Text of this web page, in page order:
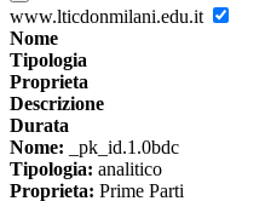
www.lticdonmilani.edu.it
Nome
Tipologia
Proprieta
Descrizione
Durata
Nome: _pk_id.1.0bdc
Tipologia: analitico
Proprieta: Prime Parti